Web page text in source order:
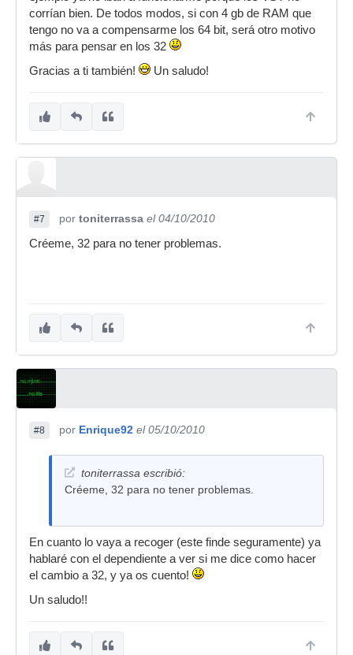
corrían bien. De todos modos, si con 4 gb de RAM que
tengo no va a compensarme los 64 bit, será otro motivo
más para pensar en los 32
Gracias a ti también!
Un saludo!
#7 por toniterrassa el 04/10/2010
Créeme, 32 para no tener problemas.
#8 por Enrique92 el 05/10/2010
toniterrassa escribió:
Créeme, 32 para no tener problemas.
En cuanto lo vaya a recoger (este finde seguramente) ya
hablaré con el dependiente a ver si me dice como hacer
el cambio a 32, y ya os cuento!
Un saludo!!